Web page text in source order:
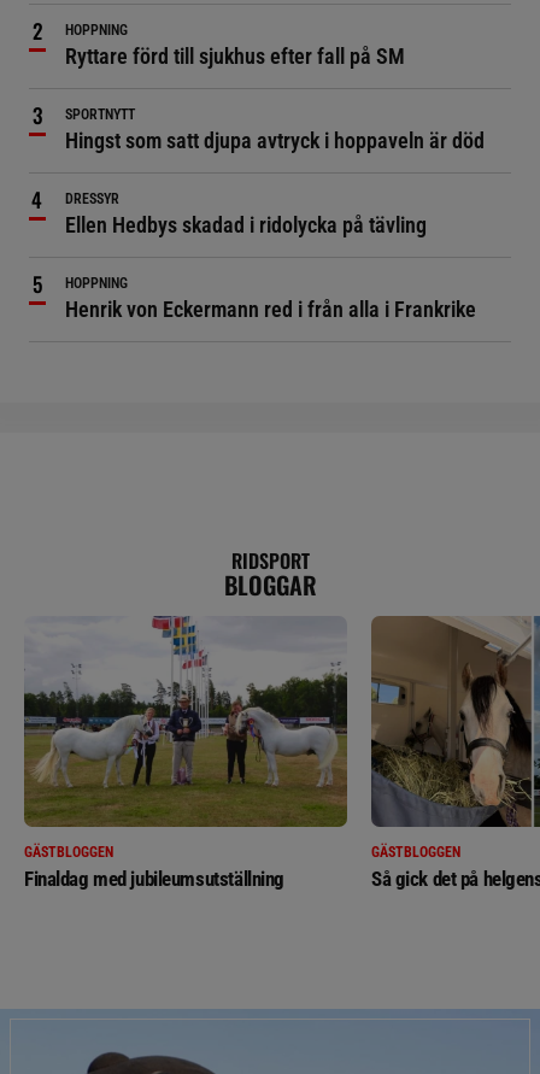
HOPPNING
Ryttare förd till sjukhus efter fall på SM
SPORTNYTT
Hingst som satt djupa avtryck i hoppaveln är död
DRESSYR
Ellen Hedbys skadad i ridolycka på tävling
HOPPNING
Henrik von Eckermann red i från alla i Frankrike
RIDSPORT
BLOGGAR
GÄSTBLOGGEN
Finaldag med jubileumsutställning
GÄSTBLOGGEN
Så gick det på